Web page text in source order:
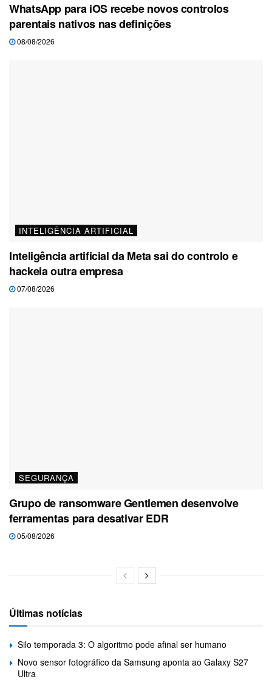
WhatsApp para iOS recebe novos controlos
parentais nativos nas definições
08/08/2026
INTELIGÊNCIA ARTIFICIAL
Inteligência artificial da Meta sai do controlo e
hackeia outra empresa
07/08/2026
SEGURANÇA
Grupo de ransomware Gentlemen desenvolve
ferramentas para desativar EDR
05/08/2026
Últimas notícias
Silo temporada 3: O algoritmo pode afinal ser humano
Novo sensor fotográfico da Samsung aponta ao Galaxy S27
Ultra